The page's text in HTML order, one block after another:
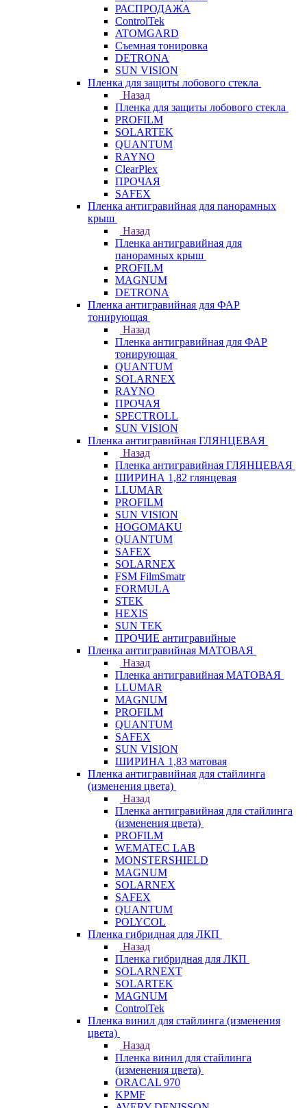
РАСПРОДАЖА
ControlTek
ATOMGARD
Съемная тонировка
DETRONA
SUN VISION
Пленка для защиты лобового стекла
Назад
Пленка для защиты лобового стекла
PROFILM
SOLARTEK
QUANTUM
RAYNO
ClearPlex
ПРОЧАЯ
SAFEX
Пленка антигравийная для панорамных
крыш
Назад
Пленка антигравийная для
панорамных крыш
PROFILM
MAGNUM
DETRONA
Пленка антигравийная для ФАР
тонирующая
Назад
Пленка антигравийная для ФАР
тонирующая
QUANTUM
SOLARNEX
RAYNO
ПРОЧАЯ
SPECTROLL
SUN VISION
Пленка антигравийная ГЛЯНЦЕВАЯ
Назад
Пленка антигравийная ГЛЯНЦЕВАЯ
ШИРИНА 1,82 глянцевая
LLUMAR
PROFILM
SUN VISION
HOGOMAKU
QUANTUM
SAFEX
SOLARNEX
FSM FilmSmatr
FORMULA
STEK
HEXIS
SUN TEK
ПРОЧИЕ антигравийные
Пленка антигравийная МАТОВАЯ
Назад
Пленка антигравийная МАТОВАЯ
LLUMAR
MAGNUM
PROFILM
QUANTUM
SAFEX
SUN VISION
ШИРИНА 1,83 матовая
Пленка антигравийная для стайлинга
(изменения цвета)
Назад
Пленка антигравийная для стайлинга
(изменения цвета)
PROFILM
WEMATEC LAB
MONSTERSHIELD
MAGNUM
SOLARNEX
SAFEX
QUANTUM
POLYCOL
Пленка гибридная для ЛКП
Назад
Пленка гибридная для ЛКП
SOLARNEXT
SOLARTEK
MAGNUM
ControlTek
Пленка винил для стайлинга (изменения
цвета)
Назад
Пленка винил для стайлинга
(изменения цвета)
ORACAL 970
KPMF